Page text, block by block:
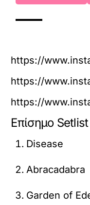
https://
https://
https://
Επίσημο
Disease
Abracadabra
Garden of